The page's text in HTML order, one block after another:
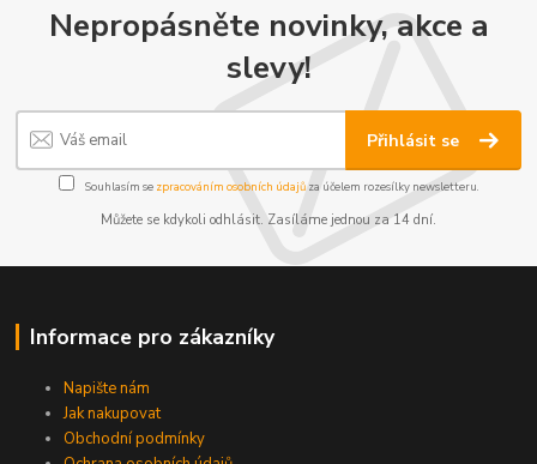
Nepropásněte novinky, akce a
slevy!
Přihlásit se
Souhlasím se zpracováním osobních údajůza účelem rozesílky newsletteru.
Můžete se kdykoli odhlásit. Zasíláme jednou za 14 dní.
Informace pro zákazníky
Napište nám
Jak nakupovat
Obchodní podmínky